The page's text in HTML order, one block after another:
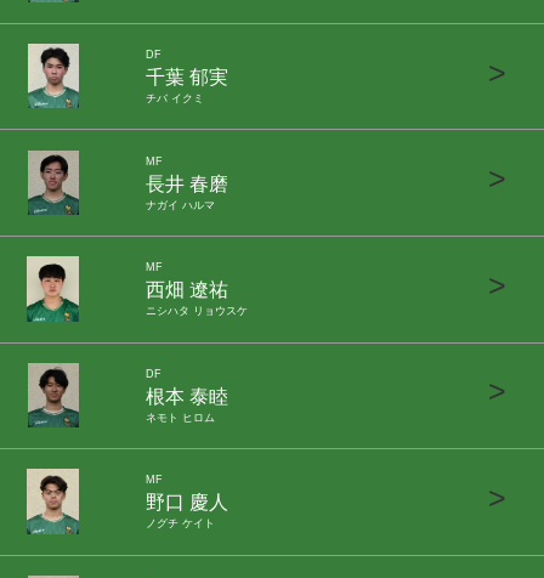
DF
千葉 郁実
チバ イクミ
>
MF
長井 春磨
ナガイ ハルマ
>
MF
西畑 遼祐
ニシハタ リョウスケ
>
DF
根本 泰睦
ネモト ヒロム
>
MF
野口 慶人
ノグチ ケイト
>